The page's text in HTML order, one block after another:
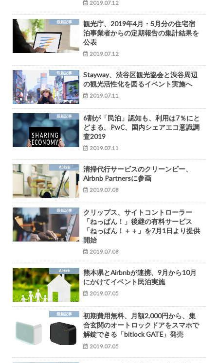
2019.07.12
最新記事
観光庁、2019年4月・5月分の住宅宿
泊事業者からの定期報告の集計結果を
公表
2019.07.12
最新記事
Stayway、渋谷区観光協会と渋谷周辺
の観光活性化を図るイベント実施へ
2019.07.11
最新記事
6割が「民泊」認知も、利用は7％にと
どまる。PwC、国内シェアエコ意識調
査2019
2019.07.11
Airbnb
清掃代行サービスのクリーンビー、
Airbnb Partnersに参画
2019.07.08
最新記事
クリップス、サイトコントローラー
「ねっぱん！」後継の有料サービス
「ねっぱん！＋＋」を7月1日より提供
開始
2019.07.08
Airbnb
熊本県とAirbnbが連携、9月から10月
にかけてイベント民泊実施
2019.07.05
最新記事
初期費用無料、月額2,000円から、集
合玄関のオートロックドアをスマホで
解錠できる「bitlock GATE」発売
2019.07.05